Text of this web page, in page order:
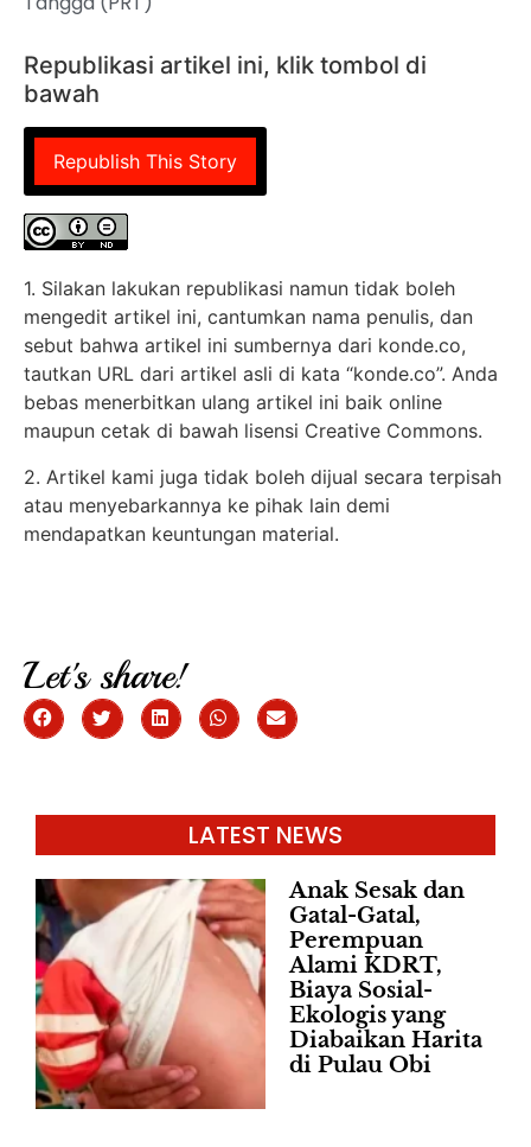
Republikasi artikel ini, klik tombol di
bawah
Republish This Story
1. Silakan lakukan republikasi namun tidak boleh
mengedit artikel ini, cantumkan nama penulis, dan
sebut bahwa artikel ini sumbernya dari konde.co,
tautkan URL dari artikel asli di kata “konde.co”. Anda
bebas menerbitkan ulang artikel ini baik online
maupun cetak di bawah lisensi Creative Commons.
2. Artikel kami juga tidak boleh dijual secara terpisah
atau menyebarkannya ke pihak lain demi
mendapatkan keuntungan material.
Let's share!
LATEST NEWS
Anak Sesak dan
Gatal-Gatal,
Perempuan
Alami KDRT,
Biaya Sosial-
Ekologis yang
Diabaikan Harita
di Pulau Obi